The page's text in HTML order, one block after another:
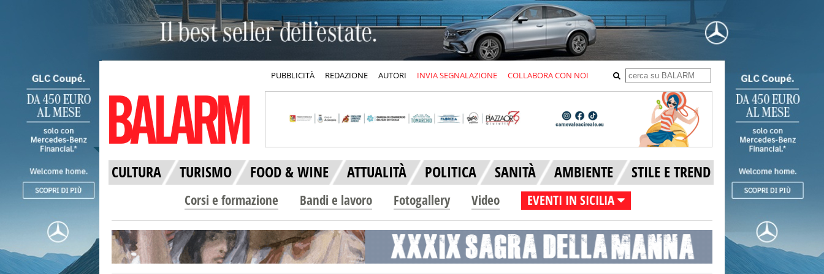
PUBBLICITÀ REDAZIONE AUTORI INVIA SEGNALAZIONE COLLABORA CON NOI
CULTURA TURISMO FOOD & WINE ATTUALITÀ POLITICA SANITÀ AMBIENTE STILE E TREND
Corsi e formazione Bandi e lavoro Fotogallery Video EVENTI IN SICILIA